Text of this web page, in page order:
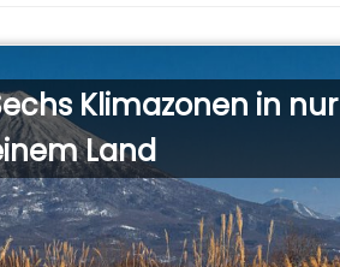
Klimazonen in nur
Land